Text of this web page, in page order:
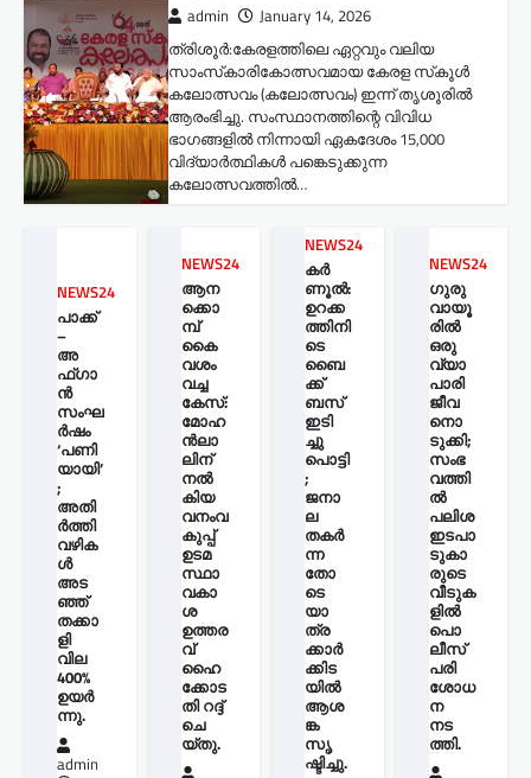
admin January 14, 2026
ത്രിശൂർ:കേരളത്തിലെ ഏറ്റവും വലിയ
സാംസ്‌കാരികോത്സവമായ കേരള സ്‌കൂൾ
കലോത്സവം (കലോത്സവം) ഇന്ന് തൃശൂരിൽ
ആരംഭിച്ചു. സംസ്ഥാനത്തിന്റെ വിവിധ
ഭാഗങ്ങളിൽ നിന്നായി ഏകദേശം 15,000
വിദ്യാർത്ഥികൾ പങ്കെടുക്കുന്ന
കലോത്സവത്തിൽ…
NEWS24
പാക്ക്
–
അ
ഫ്ഗാ
ൻ
സംഘ
ർഷം
‘പണി
യായി’
;
അതി
ർത്തി
വഴിക
ൾ
അട
ഞ്ഞ്
തക്കാ
ളി
വില
400%
ഉയർ
ന്നു.
admin
NEWS24
ആന
ക്കൊ
മ്പ്
കൈ
വശം
വച്ച
കേസ്:
മോഹ
ന്‍ലാ
ലിന്
നൽ
കിയ
വനംവ
കുപ്പ്
ഉടമ
സ്ഥാ
വകാ
ശ
ഉത്തര
വ്
ഹൈ
ക്കോട
തി റദ്ദ്
ചെ
യ്തു.
NEWS24
കർ
ണൂൽ:
ഉറക്ക
ത്തിനി
ടെ
ബൈ
ക്ക്
ബസ്
ഇടി
ച്ചു
പൊട്ടി
;
ജനാ
ല
തകർ
ന്ന
തോ
ടെ
യാ
ത്ര
ക്കാർ
ക്കിട
യിൽ
ആശ
ങ്ക
സൃ
ഷ്ടിച്ചു.
NEWS24
ഗുരു
വായൂ
രില്‍
ഒരു
വ്യാ
പാരി
ജീവ
നൊ
ടുക്കി;
സംഭ
വത്തി
ല്‍
പലിശ
ഇടപാ
ടുകാ
രുടെ
വീടുക
ളില്‍
പൊ
ലീസ്
പരി
ശോധ
ന
നട
ത്തി.